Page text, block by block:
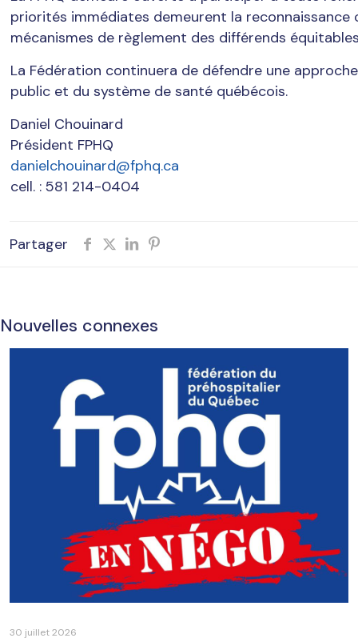
priorités immédiates demeurent la reconnaissance
mécanismes de règlement des différends
La Fédération continuera de défendre une
public et du système de santé québécois.
Daniel Chouinard
Président FPHQ
danielchouinard@fphq.ca
cell. : 581 214-0404
Partager
Nouvelles connexes
30 juillet 2026